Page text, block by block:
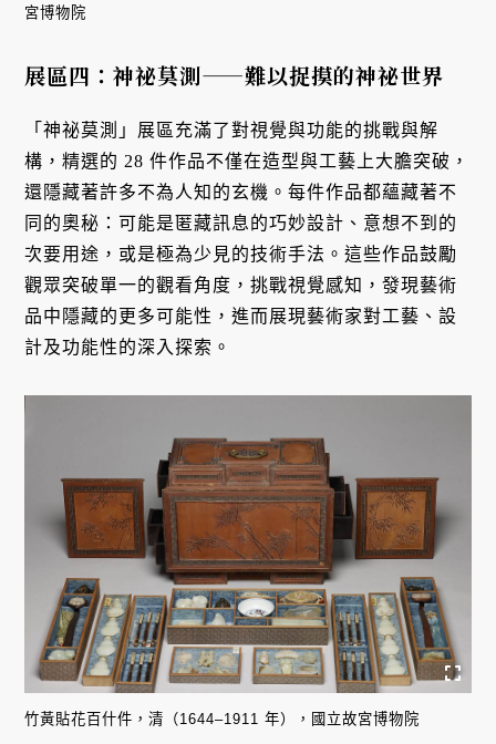
宮博物院
展區四：神祕莫測——難以捉摸的神祕世界
「神祕莫測」展區充滿了對視覺與功能的挑戰與解
構，精選的 28 件作品不僅在造型與工藝上大膽突破，
還隱藏著許多不為人知的玄機。每件作品都蘊藏著不
同的奧秘：可能是匿藏訊息的巧妙設計、意想不到的
次要用途，或是極為少見的技術手法。這些作品鼓勵
觀眾突破單一的觀看角度，挑戰視覺感知，發現藝術
品中隱藏的更多可能性，進而展現藝術家對工藝、設
計及功能性的深入探索。
竹黃貼花百什件，清（1644–1911 年），國立故宮博物院